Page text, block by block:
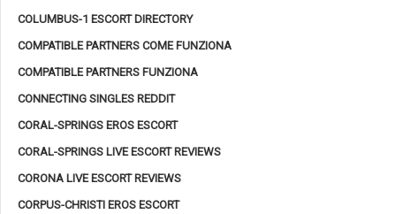
COLUMBUS-1 ESCORT DIRECTORY
COMPATIBLE PARTNERS COME FUNZIONA
COMPATIBLE PARTNERS FUNZIONA
CONNECTING SINGLES REDDIT
CORAL-SPRINGS EROS ESCORT
CORAL-SPRINGS LIVE ESCORT REVIEWS
CORONA LIVE ESCORT REVIEWS
CORPUS-CHRISTI EROS ESCORT